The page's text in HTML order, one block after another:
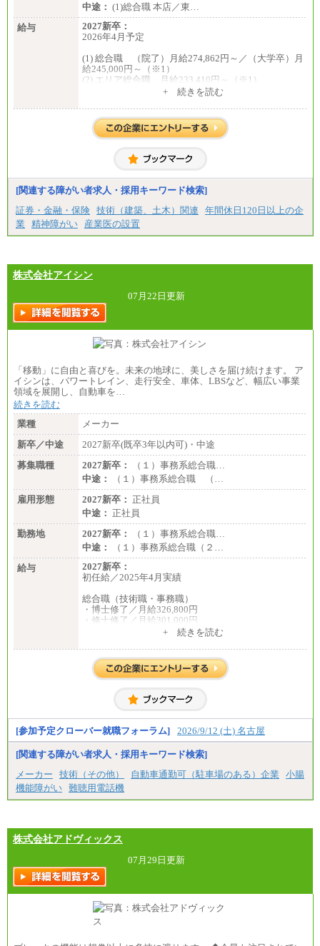
中途： (1)総合職 本店／東…
給与
2027新卒：
2026年4月予定
(1) 総合職 （院了）月給274,862円～／（大学卒）月
給245,000円～（※1）
(2) エリア総合職 月給233,410円～（※1）
(3) アシスタントスタッフ 日給9,800円～12,500円
※１ 試用期間６か月（試用期間中も給与に変更
はございません）
※２ 勤務地により異なります
（1) 総合職 （院了）月給274,862円～／（大学卒）
月給245,000円～（※1）
(2) エリア総合職 月給233,410円～（※1）
(3) アシスタントスタッフ 日給9,800円～12,500円
（※2）
※１ 試用期間６か月（試用期間中も給与に変更
なし）
※２ 勤務地により異なる
+ 続きを読む
[関連する障がい者求人・採用キーワード検索]
証券・金融・保険 技術（建築、土木）関連
年間休日120日以上の企
業
精神障がい 産業医の設置
株式会社アイシン
07月22日更新
「移動」に自由と喜びを。未来の地球に、美しさを届け続けます。 ア
イシンは、パワートレイン、走行安全、車体、LBSなど、幅広い事業
領域を展開し、自動車を…
続きを読む
業種
メーカー
新卒／中途
2027新卒(既卒3年以内可)・中途
募集職種
2027新卒：
（１）事務系総合職…
中途：
（１）事務系総合職 （…
雇用形態
2027新卒： 正社員
中途： 正社員
勤務地
2027新卒：
（１）事務系総合職…
中途：
（１）事務系総合職（２…
給与
2027新卒：
初任給／2025年4月実績
総合職（技術職・事務職）
・博士修了／月給326,800円
・修士修了／月給301,000円
・大学卒／月給282,000円
・高専卒（本科）／月給256,000円
一般事務職
・高専卒（専攻科）／月給206,400円
・高専卒（本科）月給197,800円
・短大卒／月給197,800円
・専門卒（2年）／月給197,800円
※試用期間中も給与に変更はございません。
中途：
（１）（２）
月給：270,000円～
想定年収：490万円～1,100万円
・1,090万円/38歳・月給59万円 *残業代・家族手当
対象外
（３）
月給：190,000円～
想定年収：340万円～610万円
年収例：
・460万円/28歳・月給26万円
・520万円/32歳・月給29万円
（４）
+ 続きを読む
[参加予定クローバー就職フォーラム] 2026/9/12 (土) 名古屋
[関連する障がい者求人・採用キーワード検索]
メーカー
技術（その他） 自動車通勤可（駐車場のある）企業
小腸
機能障がい 難聴用電話機
株式会社アドヴィックス
07月29日更新